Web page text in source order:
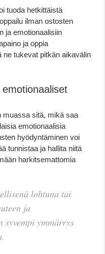
tuoda hetkittäistä
ilman ostosten
ja emotionaalisiin
ja oppia
ne tukevat pitkän aikavälin
muassa sitä, mikä saa
emotionaalisia
hyödyntäminen voi
tunnistaa ja hallita niitä
harkitsemattomia
lohtuna tai
ja
syvempi ymmärrys